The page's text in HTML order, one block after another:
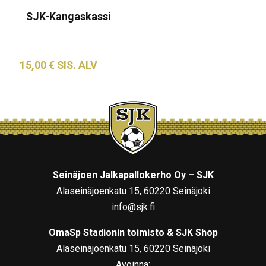
SJK-Kangaskassi
15,00€ SIS. ALV
Seinäjoen Jalkapallokerho Oy – SJK
Alaseinäjoenkatu 15, 60220 Seinäjoki
info@sjk.fi
OmaSp Stadionin toimisto & SJK Shop
Alaseinäjoenkatu 15, 60220 Seinäjoki